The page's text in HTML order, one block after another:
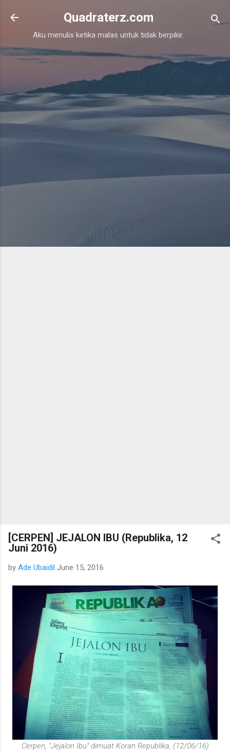
Skip to main content
Quadraterz.com
Aku menulis ketika malas untuk tidak berpikir.
[CERPEN] JEJALON IBU (Republika, 12
Juni 2016)
by Ade Ubaidil June 15, 2016
Cerpen, "Jejalon Ibu" dimuat Koran Republika, (12/06/16)